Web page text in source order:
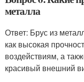
металла
Ответ: Брус из
как высокая
воздействиям, а
красивый внешний